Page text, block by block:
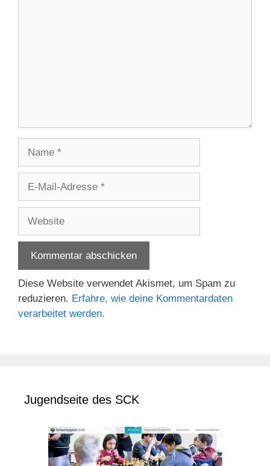
Adresse
Diese Website verwendet Akismet, um Spam zu
reduzieren. Erfahre, wie deine Kommentardaten
verarbeitet werden.
Jugendseite des SCK